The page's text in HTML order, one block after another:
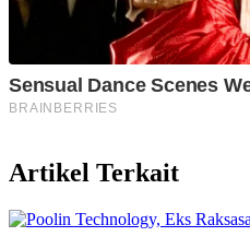
Artikel Terkait